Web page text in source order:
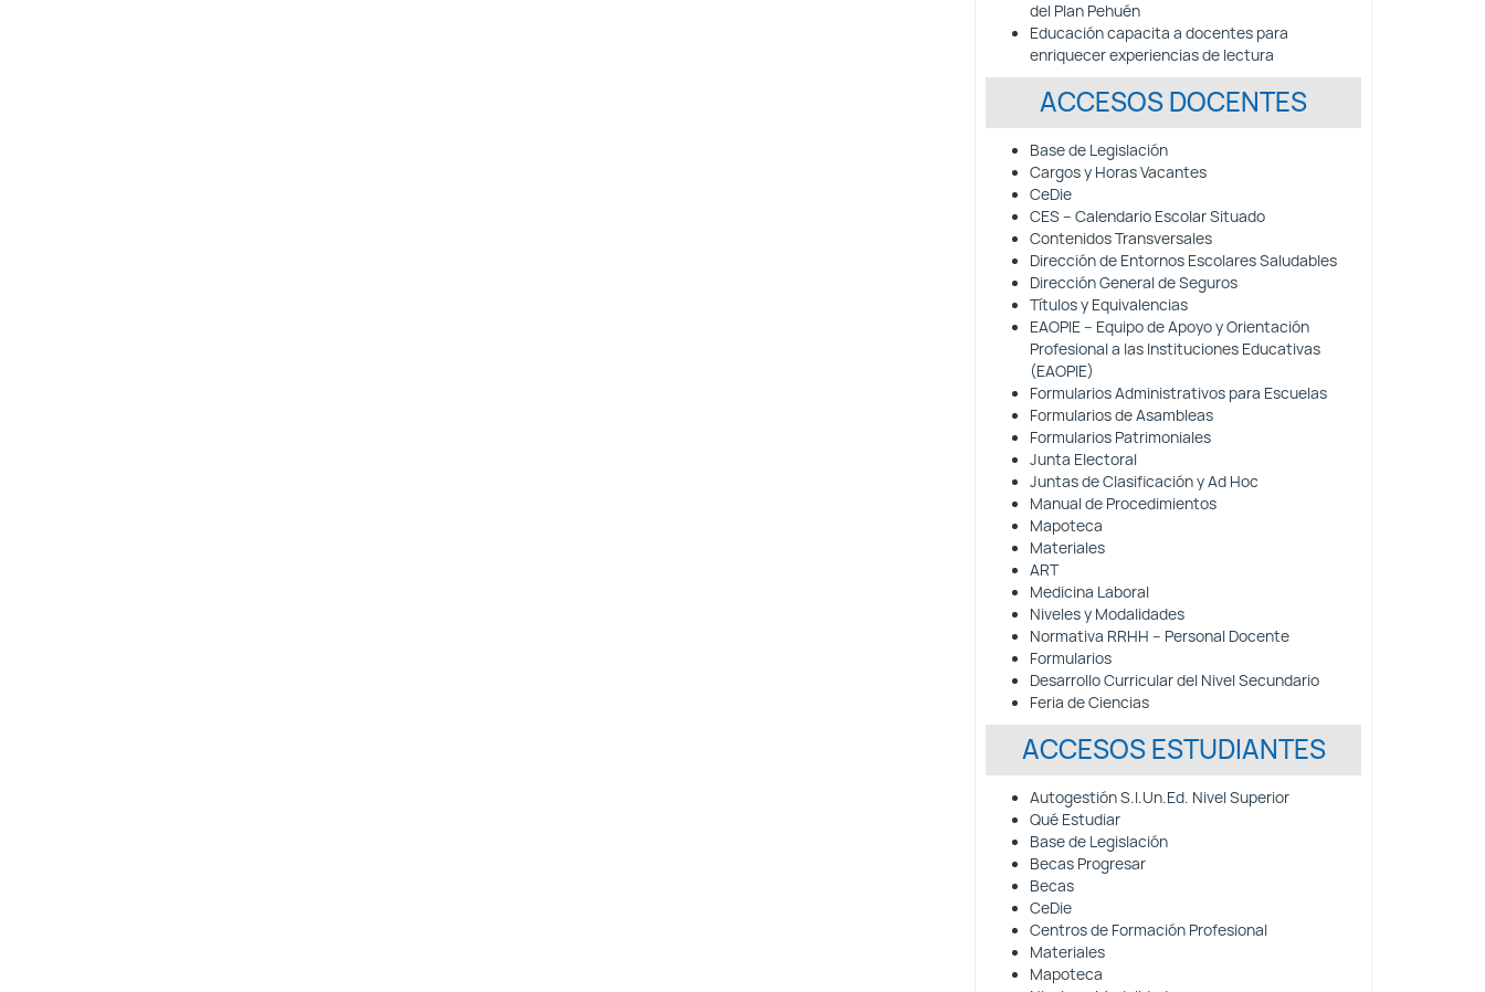
del Plan Pehuén
Educación capacita a docentes para
enriquecer experiencias de lectura
ACCESOS DOCENTES
Base de Legislación
Cargos y Horas Vacantes
CeDie
CES – Calendario Escolar Situado
Contenidos Transversales
Dirección de Entornos Escolares Saludables
Dirección General de Seguros
Títulos y Equivalencias
EAOPIE – Equipo de Apoyo y Orientación
Profesional a las Instituciones Educativas
(EAOPIE)
Formularios Administrativos para Escuelas
Formularios de Asambleas
Formularios Patrimoniales
Junta Electoral
Juntas de Clasificación y Ad Hoc
Manual de Procedimientos
Mapoteca
Materiales
ART
Medicina Laboral
Niveles y Modalidades
Normativa RRHH – Personal Docente
Formularios
Desarrollo Curricular del Nivel Secundario
Feria de Ciencias
ACCESOS ESTUDIANTES
Autogestión S.I.Un.Ed. Nivel Superior
Qué Estudiar
Base de Legislación
Becas Progresar
Becas
CeDie
Centros de Formación Profesional
Materiales
Mapoteca